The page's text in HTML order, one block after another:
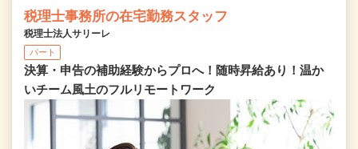
税理士事務所の在宅勤務スタッフ
税理士法人サリーレ
パート
決算・申告の補助経験からプロへ！随時昇給あり！温か
いチーム⾵⼟のフルリモートワーク